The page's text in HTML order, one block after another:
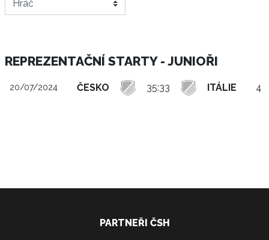
REPREZENTAČNÍ STARTY - JUNIOŘI
20/07/2024 ČESKO 35:33 ITÁLIE 4
PARTNEŘI ČSH